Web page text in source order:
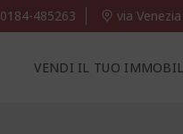
0184-485263 via
VENDI IL TUO